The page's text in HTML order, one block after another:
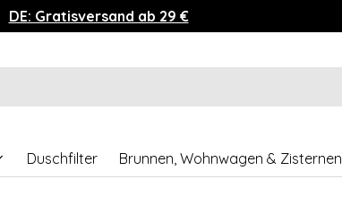
DE: Gratisversand ab 29 €
Duschfilter Brunnen, Wohnwagen & Zisternen